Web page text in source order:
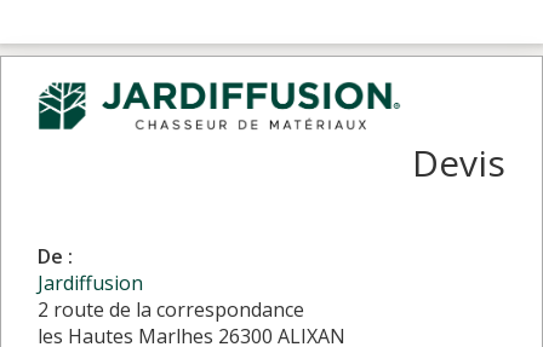
Devis
De :
Jardiffusion
2 route de la correspondance
les Hautes Marlhes 26300 ALIXAN